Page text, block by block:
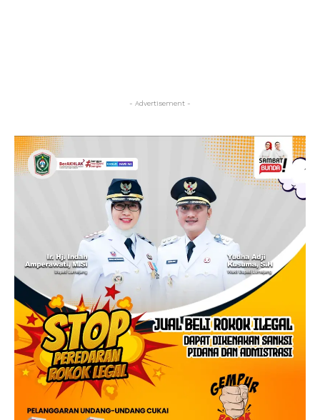
- Advertisement -